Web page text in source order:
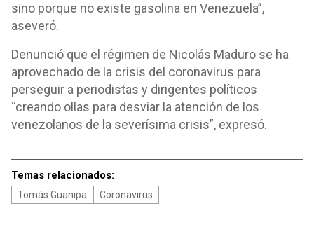
sino porque no existe gasolina en Venezuela”,
aseveró.
Denunció que el régimen de Nicolás Maduro se ha
aprovechado de la crisis del coronavirus para
perseguir a periodistas y dirigentes políticos
“creando ollas para desviar la atención de los
venezolanos de la severísima crisis”, expresó.
Temas relacionados:
Tomás Guanipa Coronavirus